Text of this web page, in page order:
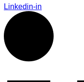
Linkedin-in